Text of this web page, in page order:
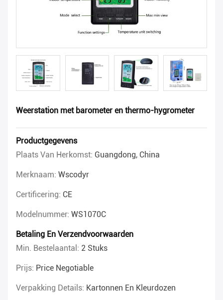
Weerstation met barometer en thermo-hygrometer
Productgegevens
Plaats Van Herkomst: Guangdong, China
Merknaam: Wscodyr
Certificering: CE
Modelnummer: WS1070C
Betaling En Verzendvoorwaarden
Min. Bestelaantal: 2 Stuks
Prijs: Price Negotiable
Verpakking Details: Kartonnen En Kleurdozen